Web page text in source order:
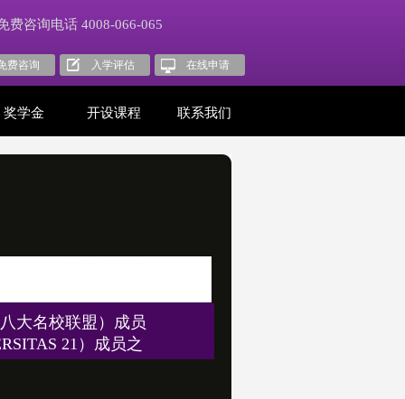
费咨询电话 4008-066-065
费咨询 入学评估 在线申请
奖学金 开设课程 联系我们
大名校联盟）成员
21）成员之